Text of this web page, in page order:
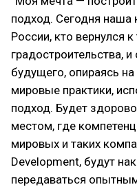
подход. Сегодня наша
России, кто вернулся
градостроительства,
будущего, опираясь
мировые практики,
подход. Будет
местом, где
мировых и таких
Development, будут
передаваться